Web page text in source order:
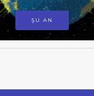
ŞU AN